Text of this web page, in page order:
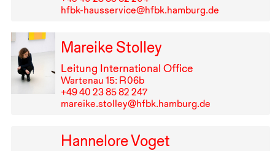
hfbk-hausservice@hfbk.hamburg.de
Mareike Stolley
Leitung International Office
Wartenau 15: R⁠ ⁠06b
+49⁠ ⁠40⁠ ⁠23⁠ ⁠85⁠ ⁠82⁠ ⁠247
mareike.stolley@hfbk.hamburg.de
Hannelore Voget